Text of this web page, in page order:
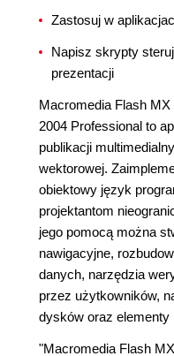
Zastosuj w
Napisz skrypty
prezentacji
Macromedia Flash
2004 Professional to
publikacji
wektorowej.
obiektowy język
projektantom
jego pomocą można
nawigacyjne,
danych, narzędzia
przez użytkowników,
dysków oraz elementy
"Macromedia Flash